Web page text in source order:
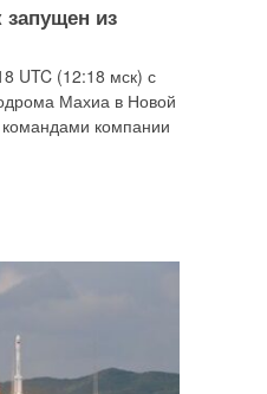
запущен из
UTC (12:18 мск) с
Махиа в Новой
компании